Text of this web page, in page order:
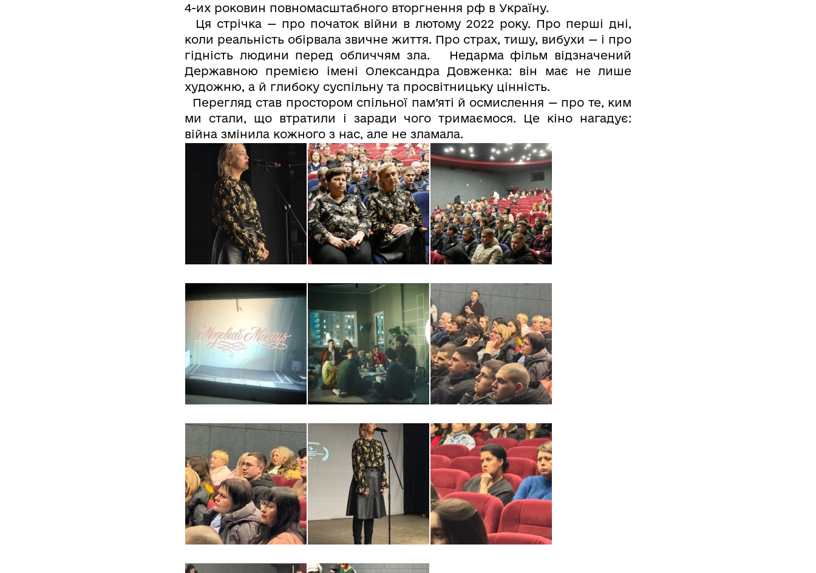
4-их роковин повномасштабного вторгнення рф в Україну.
Ця стрічка — про початок війни в лютому 2022 року. Про перші дні,
коли реальність обірвала звичне життя. Про страх, тишу, вибухи — і про
гідність людини перед обличчям зла. Недарма фільм відзначений
Державною премією імені Олександра Довженка: він має не лише
художню, а й глибоку суспільну та просвітницьку цінність.
Перегляд став простором спільної пам’яті й осмислення — про те, ким
ми стали, що втратили і заради чого тримаємося. Це кіно нагадує:
війна змінила кожного з нас, але не зламала.